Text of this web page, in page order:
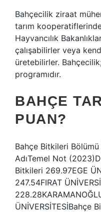
Bahçecilik ziraat
tarım
Hayvancılık
çalışabilirler veya
üretebilirler.
programıdır.
BAHÇE
PUAN?
Bahçe Bitkileri
AdıTemel Not
Bitkileri 269.97EGE
247.54FIRAT
ÜNİVERSİTESİBahçe